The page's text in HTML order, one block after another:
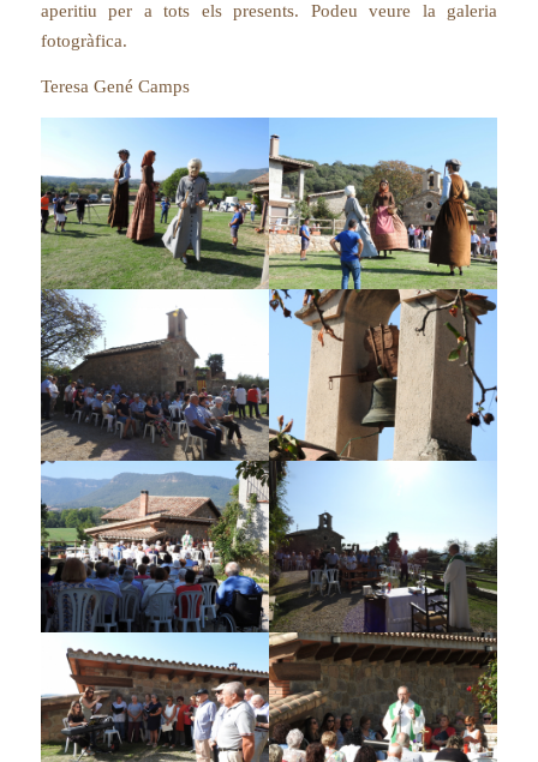
aperitiu per a tots els presents. Podeu veure la galeria
fotogràfica.
Teresa Gené Camps